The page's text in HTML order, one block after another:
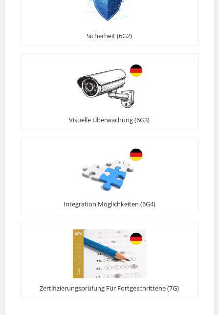
Sicherheit (6G2)
Visuelle Überwachung (6G3)
Integration Möglichkeiten (6G4)
Zertifizierungsprüfung Für Fortgeschrittene (7G)